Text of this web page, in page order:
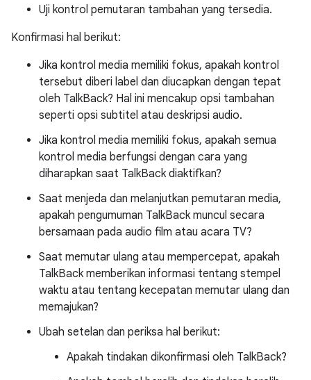
Uji kontrol pemutaran tambahan yang tersedia.
Konfirmasi hal berikut:
Jika kontrol media memiliki fokus, apakah kontrol
tersebut diberi label dan diucapkan dengan tepat
oleh TalkBack? Hal ini mencakup opsi tambahan
seperti opsi subtitel atau deskripsi audio.
Jika kontrol media memiliki fokus, apakah semua
kontrol media berfungsi dengan cara yang
diharapkan saat TalkBack diaktifkan?
Saat menjeda dan melanjutkan pemutaran media,
apakah pengumuman TalkBack muncul secara
bersamaan pada audio film atau acara TV?
Saat memutar ulang atau mempercepat, apakah
TalkBack memberikan informasi tentang stempel
waktu atau tentang kecepatan memutar ulang dan
memajukan?
Ubah setelan dan periksa hal berikut:
Apakah tindakan dikonfirmasi oleh TalkBack?